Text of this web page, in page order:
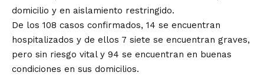
domicilio y en aislamiento restringido.
De los 108 casos confirmados, 14 se encuentran
hospitalizados y de ellos 7 siete se encuentran graves,
pero sin riesgo vital y 94 se encuentran en buenas
condiciones en sus domicilios.